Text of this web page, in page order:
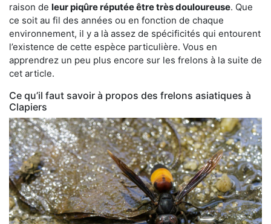
raison de leur piqûre réputée être très douloureuse. Que
ce soit au fil des années ou en fonction de chaque
environnement, il y a là assez de spécificités qui entourent
l’existence de cette espèce particulière. Vous en
apprendrez un peu plus encore sur les frelons à la suite de
cet article.
Ce qu’il faut savoir à propos des frelons asiatiques à
Clapiers